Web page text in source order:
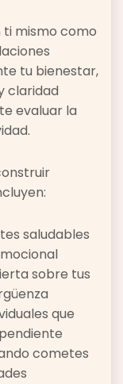
ti mismo como
tu bienestar,
claridad
evaluar la
saludables
sobre tus
que
cometes